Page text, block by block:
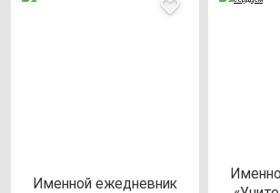
Имен­ной ежед­нев­ник